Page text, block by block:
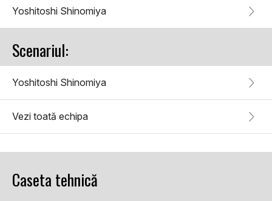
Yoshitoshi Shinomiya
Scenariul:
Yoshitoshi Shinomiya
Vezi toată echipa
Caseta tehnică